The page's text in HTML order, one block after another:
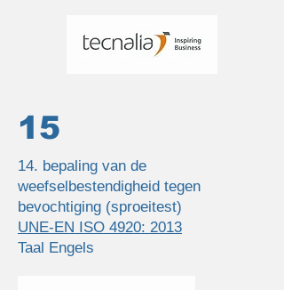
15
14. bepaling van de
weefselbestendigheid tegen
bevochtiging (sproeitest)
UNE-EN ISO 4920: 2013
Taal Engels